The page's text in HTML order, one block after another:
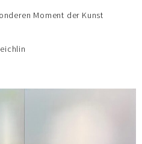
Moment der Kunst